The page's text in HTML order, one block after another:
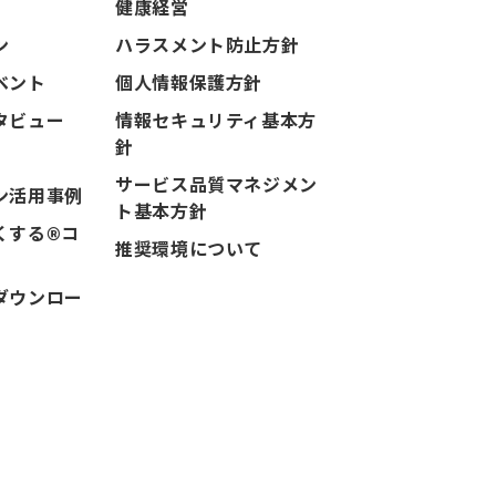
ント
ビュー
活用事例
する®コ
ウンロー
健康経営
ハラスメント防止方針
個人情報保護方針
情報セキュリティ基本方
針
サービス品質マネジメン
ト基本方針
推奨環境について